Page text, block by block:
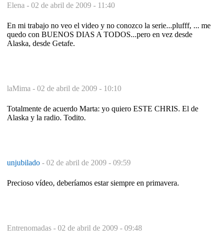
Elena - 02 de abril de 2009 - 11:40
En mi trabajo no veo el video y no conozco la serie...plufff, ... me
quedo con BUENOS DIAS A TODOS...pero en vez desde
Alaska, desde Getafe.
laMima - 02 de abril de 2009 - 10:10
Totalmente de acuerdo Marta: yo quiero ESTE CHRIS. El de
Alaska y la radio. Todito.
unjubilado - 02 de abril de 2009 - 09:59
Precioso vídeo, deberíamos estar siempre en primavera.
Entrenomadas - 02 de abril de 2009 - 09:48